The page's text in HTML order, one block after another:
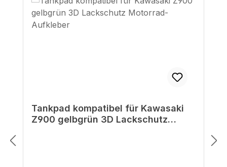
Tankpad kompatibel für Kawasaki
Z900 gelbgrün 3D Lackschutz